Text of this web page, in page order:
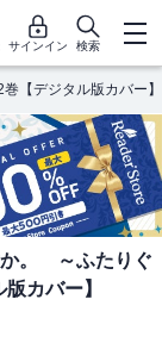
サインイン 検索
【デジタル版カバー】
か。 ～ふたりぐ
カバー】